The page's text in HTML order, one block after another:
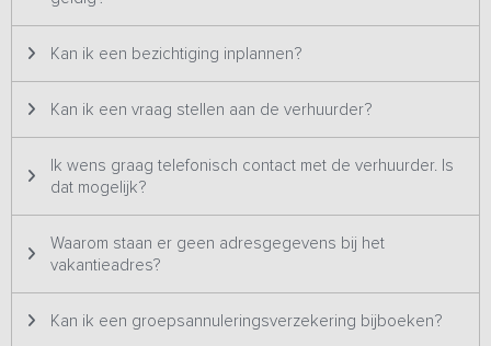
Kan ik een bezichtiging inplannen?
Kan ik een vraag stellen aan de verhuurder?
Ik wens graag telefonisch contact met de verhuurder. Is
dat mogelijk?
Waarom staan er geen adresgegevens bij het
vakantieadres?
Kan ik een groepsannuleringsverzekering bijboeken?